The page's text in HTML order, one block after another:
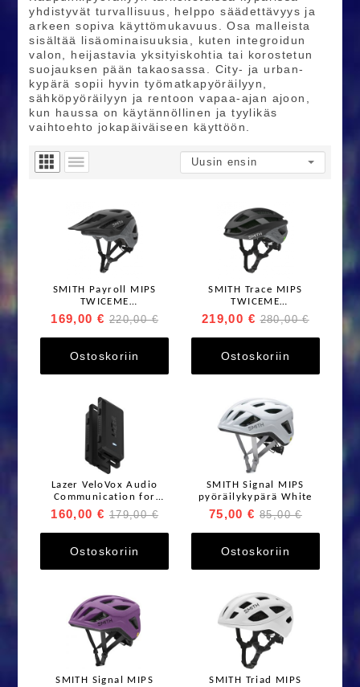
yhdistyvät turvallisuus, helppo säädettävyys ja
arkeen sopiva käyttömukavuus. Osa malleista
sisältää lisäominaisuuksia, kuten integroidun
valon, heijastavia yksityiskohtia tai korostetun
suojauksen pään takaosassa. City- ja urban-
kypärä sopii hyvin työmatkapyöräilyyn,
sähköpyöräilyyn ja rentoon vapaa-ajan ajoon,
kun haussa on käytännöllinen ja tyylikäs
vaihtoehto jokapäiväiseen käyttöön.
SMITH Payroll MIPS
TWICEME
pyöräilykypärä
169,00 € 220,00 €
Ostoskoriin
SMITH Trace MIPS
TWICEME
pyöräilykypärä
219,00 € 280,00 €
Ostoskoriin
Lazer VeloVox Audio
Communication for
helmet 2pc
160,00 € 179,00 €
Ostoskoriin
SMITH Signal MIPS
pyöräilykypärä White
75,00 € 85,00 €
Ostoskoriin
SMITH Signal MIPS
SMITH Triad MIPS